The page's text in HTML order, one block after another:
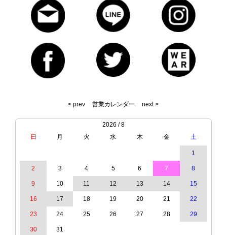
< prev 営業カレンダー next >
2026 / 8
日
月 火 水 木 金 土
1
2 3 4 5 6 7 8
9 10 11 12 13 14 15
16 17 18 19 20 21 22
23 24 25 26 27 28 29
30 31